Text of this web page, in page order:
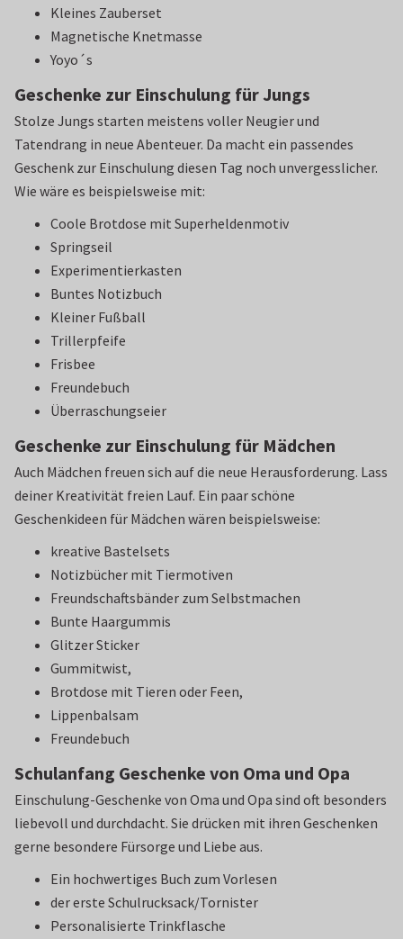
Kleines Zauberset
Magnetische Knetmasse
Yoyo´s
Geschenke zur Einschulung für Jungs
Stolze Jungs starten meistens voller Neugier und
Tatendrang in neue Abenteuer. Da macht ein passendes
Geschenk zur Einschulung diesen Tag noch unvergesslicher.
Wie wäre es beispielsweise mit:
Coole Brotdose mit Superheldenmotiv
Springseil
Experimentierkasten
Buntes Notizbuch
Kleiner Fußball
Trillerpfeife
Frisbee
Freundebuch
Überraschungseier
Geschenke zur Einschulung für Mädchen
Auch Mädchen freuen sich auf die neue Herausforderung. Lass
deiner Kreativität freien Lauf. Ein paar schöne
Geschenkideen für Mädchen wären beispielsweise:
kreative Bastelsets
Notizbücher mit Tiermotiven
Freundschaftsbänder zum Selbstmachen
Bunte Haargummis
Glitzer Sticker
Gummitwist,
Brotdose mit Tieren oder Feen,
Lippenbalsam
Freundebuch
Schulanfang Geschenke von Oma und Opa
Einschulung-Geschenke von Oma und Opa sind oft besonders
liebevoll und durchdacht. Sie drücken mit ihren Geschenken
gerne besondere Fürsorge und Liebe aus.
Ein hochwertiges Buch zum Vorlesen
der erste Schulrucksack/Tornister
Personalisierte Trinkflasche